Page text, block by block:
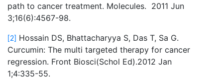
path to cancer treatment. Molecules. 2011 Jun
3;16(6):4567-98.
[2]
Hossain DS, Bhattacharyya S, Das T, Sa G.
Curcumin: The multi targeted therapy for cancer
regression. Front Biosci(Schol Ed).2012 Jan
1;4:335-55.